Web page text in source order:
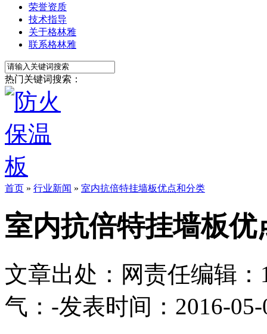
荣誉资质
技术指导
关于格林雅
联系格林雅
热门关键词搜索：
首页 » 行业新闻 » 室内抗倍特挂墙板优点和分类
室内抗倍特挂墙板优
文章出处： 网责任编辑：
气： -发表时间：2016-